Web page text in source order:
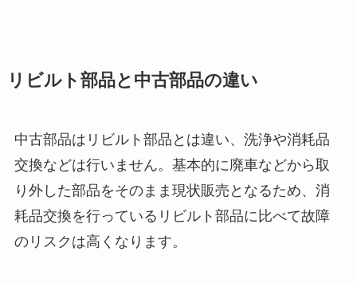
リビルト部品と中古部品の違い
中古部品はリビルト部品とは違い、洗浄や消耗品
交換などは行いません。基本的に廃車などから取
り外した部品をそのまま現状販売となるため、消
耗品交換を行っているリビルト部品に比べて故障
のリスクは高くなります。